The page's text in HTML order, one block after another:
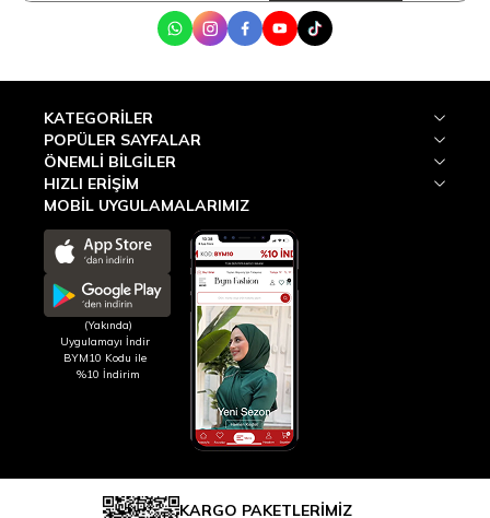
WhatsApp
InstagramFacebook
YoutubeTik Tok
KATEGORILER
POPÜLER SAYFALAR
ÖNEMLI BILGILER
HIZLI ERIŞIM
MOBİL UYGULAMALARIMIZ
(Yakında)
Uygulamayı İndir
BYM10 Kodu ile
%10 İndirim
KARGO PAKETLERİMİZ